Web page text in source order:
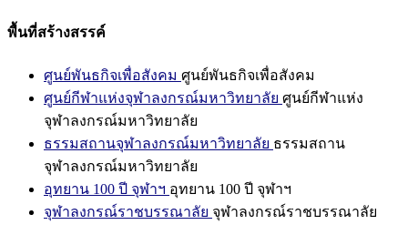
พื้นที่สร้างสรรค์
ศูนย์พันธกิจเพื่อสังคม ศูนย์พันธกิจเพื่อสังคม
ศูนย์กีฬาแห่งจุฬาลงกรณ์มหาวิทยาลัย ศูนย์กีฬาแห่ง
จุฬาลงกรณ์มหาวิทยาลัย
ธรรมสถานจุฬาลงกรณ์มหาวิทยาลัย ธรรมสถาน
จุฬาลงกรณ์มหาวิทยาลัย
อุทยาน 100 ปี จุฬาฯ อุทยาน 100 ปี จุฬาฯ
จุฬาลงกรณ์ราชบรรณาลัย จุฬาลงกรณ์ราชบรรณาลัย